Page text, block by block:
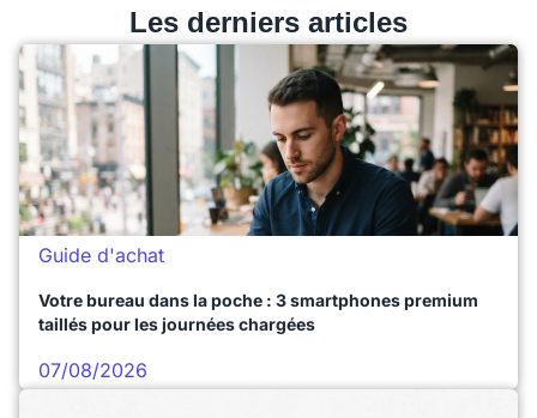
Les derniers articles
Guide d'achat
Votre bureau dans la poche : 3 smartphones premium
taillés pour les journées chargées
07/08/2026